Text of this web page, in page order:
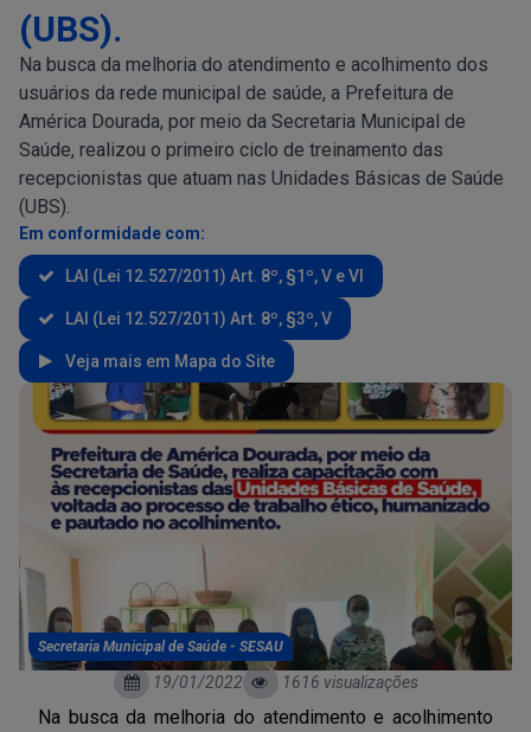
(UBS).
Na busca da melhoria do atendimento e acolhimento dos
usuários da rede municipal de saúde, a Prefeitura de
América Dourada, por meio da Secretaria Municipal de
Saúde, realizou o primeiro ciclo de treinamento das
recepcionistas que atuam nas Unidades Básicas de Saúde
(UBS).
Em conformidade com:
LAI (Lei 12.527/2011) Art. 8º, §1º, V e VI
LAI (Lei 12.527/2011) Art. 8º, §3º, V
Veja mais em Mapa do Site
Secretaria Municipal de Saúde - SESAU
19/01/2022 1616 visualizações
Na busca da melhoria do atendimento e acolhimento